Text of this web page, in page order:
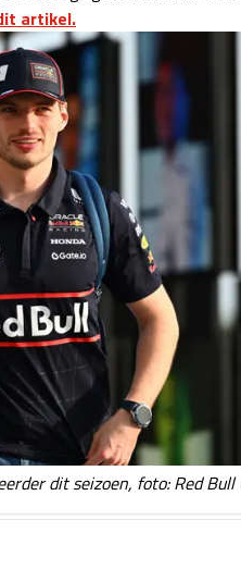
artikel.
dit seizoen, foto: Red